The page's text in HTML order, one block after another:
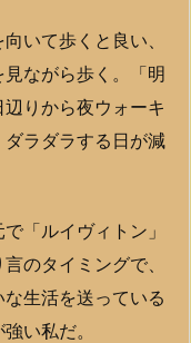
いて歩くと良い、
ながら歩く。「明
りから夜ウォーキ
ラダラする日が減
「ルイヴィトン」
のタイミングで、
生活を送っている
い私だ。